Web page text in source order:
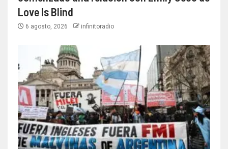
Love Is Blind
6 agosto, 2026 infinitoradio